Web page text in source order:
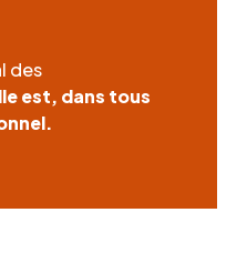
des
est, dans tous